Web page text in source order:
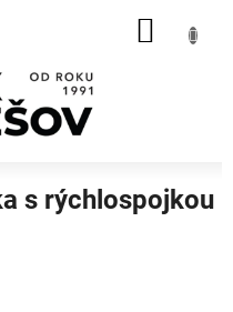
s rýchlospojkou